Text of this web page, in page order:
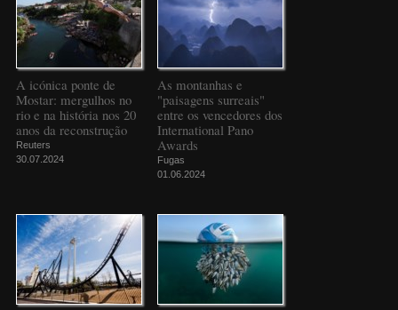
A icónica ponte de
Mostar: mergulhos no
rio e na história nos 20
anos da reconstrução
Reuters
30.07.2024
As montanhas e
"paisagens surreais"
entre os vencedores dos
International Pano
Awards
Fugas
01.06.2024